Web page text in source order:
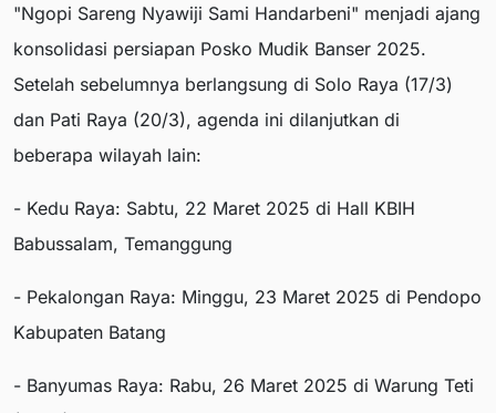
"Ngopi Sareng Nyawiji Sami Handarbeni" menjadi ajang
konsolidasi persiapan Posko Mudik Banser 2025.
Setelah sebelumnya berlangsung di Solo Raya (17/3)
dan Pati Raya (20/3), agenda ini dilanjutkan di
beberapa wilayah lain:
- Kedu Raya: Sabtu, 22 Maret 2025 di Hall KBIH
Babussalam, Temanggung
- Pekalongan Raya: Minggu, 23 Maret 2025 di Pendopo
Kabupaten Batang
- Banyumas Raya: Rabu, 26 Maret 2025 di Warung Teti